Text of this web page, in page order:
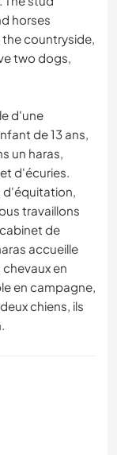
horses
the countryside,
two dogs,
d'une
de 13 ans,
un haras,
d'écuries.
d'équitation,
travaillons
de
accueille
en
en campagne,
chiens, ils